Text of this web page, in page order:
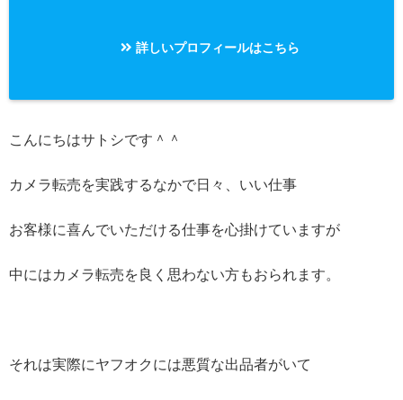
詳しいプロフィールはこちら
こんにちはサトシです＾＾
カメラ転売を実践するなかで日々、いい仕事
お客様に喜んでいただける仕事を心掛けていますが
中にはカメラ転売を良く思わない方もおられます。
それは実際にヤフオクには悪質な出品者がいて